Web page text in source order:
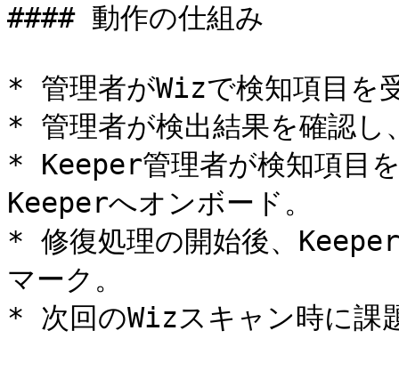
#### 動作の仕組み
* 管理者がWizで検知項目を
* 管理者が検出結果を確認し
* Keeper管理者が検知項目
Keeperへオンボード。
* 修復処理の開始後、
マーク。
* 次回のWizスキャン時に課